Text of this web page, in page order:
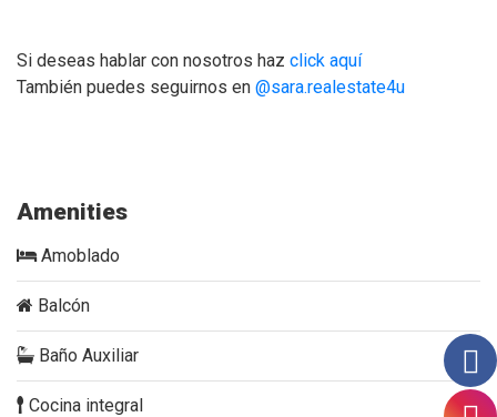
Si deseas hablar con nosotros haz click aquí
También puedes seguirnos en @sara.realestate4u
Amenities
Amoblado
Balcón
Baño Auxiliar
Cocina integral